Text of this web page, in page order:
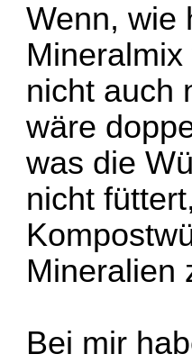
Wenn, wie
nicht auch
wäre
was die
nicht
Mineralien
Bei mir